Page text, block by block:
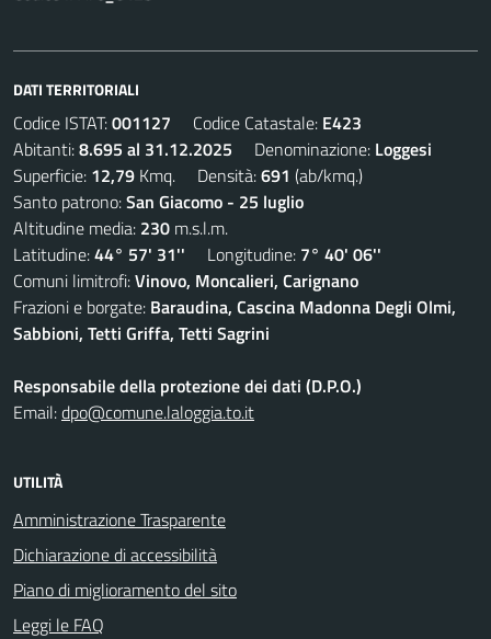
DATI TERRITORIALI
Codice ISTAT:001127 Codice Catastale: E423
Abitanti:8.695 al 31.12.2025 Denominazione: Loggesi
Superficie: 12,79 Kmq. Densità:691 (ab/kmq.)
Santo patrono:San Giacomo - 25 luglio
Altitudine media: 230 m.s.l.m.
Latitudine:44° 57' 31'' Longitudine: 7° 40' 06''
Comuni limitrofi:Vinovo, Moncalieri, Carignano
Frazioni e borgate: Baraudina, Cascina Madonna Degli Olmi,
Sabbioni, Tetti Griffa, Tetti Sagrini
Responsabile della protezione dei dati (D.P.O.)
Email:dpo@comune.laloggia.to.it
UTILITÀ
Amministrazione Trasparente
Dichiarazione di accessibilità
Piano di miglioramento del sito
Leggi le FAQ